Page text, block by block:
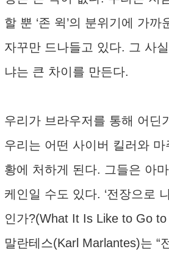
할 뿐 ‘존 윅’의 분위기에 가까
자꾸만 드나들고 있다. 그 사
냐는 큰 차이를 만든다.
우리가 브라우저를 통해 어딘
우리는 어떤 사이버 킬러와
황에 처하게 된다. 그들은 아
케인일 수도 있다. ‘전장으로
인가?(What It Is Like to Go to
말란테스(Karl Marlantes)는 “